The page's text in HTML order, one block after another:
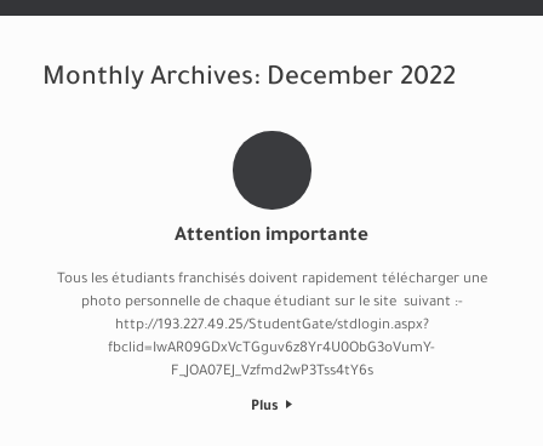
Monthly Archives: December 2022
Attention importante
Tous les étudiants franchisés doivent rapidement télécharger une
photo personnelle de chaque étudiant sur le site suivant :-
http://193.227.49.25/StudentGate/stdlogin.aspx?
fbclid=IwAR09GDxVcTGguv6z8Yr4U0ObG3oVumY-
F_JOA07EJ_Vzfmd2wP3Tss4tY6s
Plus